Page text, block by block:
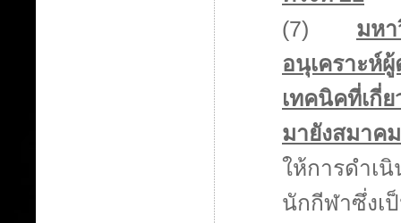
(7) มห
อนุเคราะ
เทคนิคที่เกี่
มายังสมาค
ให้การดำเ
นักกีฬาซึ่งเ